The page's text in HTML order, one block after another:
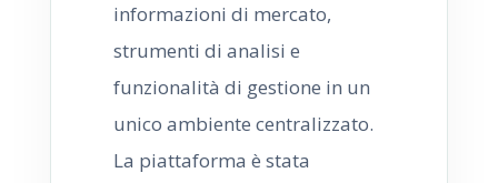
informazioni di mercato,
strumenti di analisi e
funzionalità di gestione in un
unico ambiente centralizzato.
La piattaforma è stata